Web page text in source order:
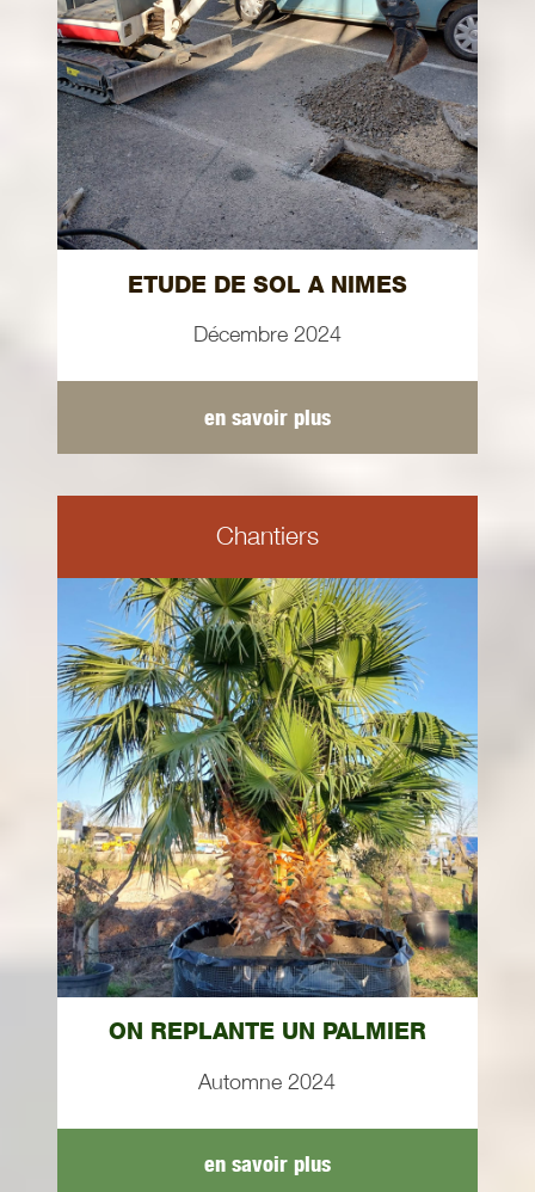
ETUDE DE SOL A NIMES
Décembre 2024
en savoir plus
Chantiers
ON REPLANTE UN PALMIER
Automne 2024
en savoir plus